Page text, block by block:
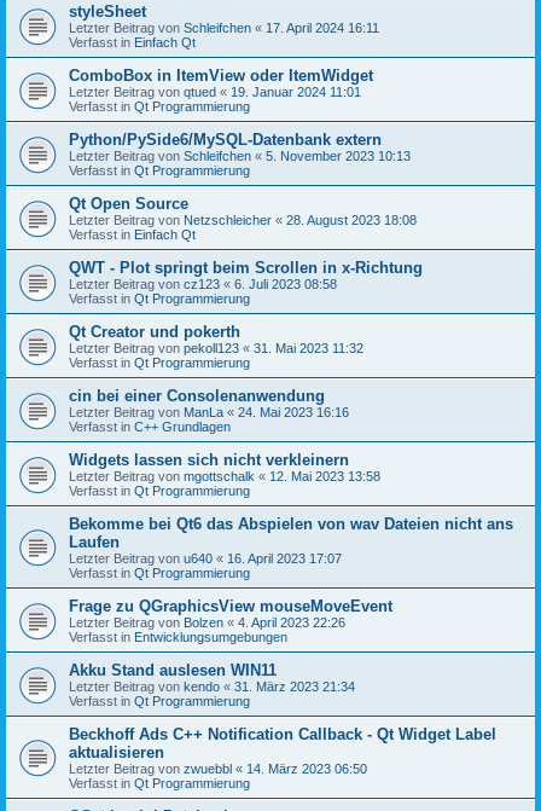
styleSheet
Letzter Beitrag von Schleifchen « 17. April 2024 16:11
Verfasst in Einfach Qt
ComboBox in ItemView oder ItemWidget
Letzter Beitrag von qtued « 19. Januar 2024 11:01
Verfasst in Qt Programmierung
Python/PySide6/MySQL-Datenbank extern
Letzter Beitrag von Schleifchen « 5. November 2023 10:13
Verfasst in Qt Programmierung
Qt Open Source
Letzter Beitrag von Netzschleicher « 28. August 2023 18:08
Verfasst in Einfach Qt
QWT - Plot springt beim Scrollen in x-Richtung
Letzter Beitrag von cz123 « 6. Juli 2023 08:58
Verfasst in Qt Programmierung
Qt Creator und pokerth
Letzter Beitrag von pekoll123 « 31. Mai 2023 11:32
Verfasst in Qt Programmierung
cin bei einer Consolenanwendung
Letzter Beitrag von ManLa « 24. Mai 2023 16:16
Verfasst in C++ Grundlagen
Widgets lassen sich nicht verkleinern
Letzter Beitrag von mgottschalk « 12. Mai 2023 13:58
Verfasst in Qt Programmierung
Bekomme bei Qt6 das Abspielen von wav Dateien nicht ans
Laufen
Letzter Beitrag von u640 « 16. April 2023 17:07
Verfasst in Qt Programmierung
Frage zu QGraphicsView mouseMoveEvent
Letzter Beitrag von Bolzen « 4. April 2023 22:26
Verfasst in Entwicklungsumgebungen
Akku Stand auslesen WIN11
Letzter Beitrag von kendo « 31. März 2023 21:34
Verfasst in Qt Programmierung
Beckhoff Ads C++ Notification Callback - Qt Widget Label
aktualisieren
Letzter Beitrag von zwuebbl « 14. März 2023 06:50
Verfasst in Qt Programmierung